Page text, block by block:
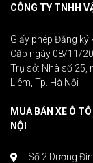
CÔNG TY TNHH
Giấy phép Đăng ký
Cấp ngày 08/11/
Trụ sở: Nhà số 25,
Liêm, Tp. Hà Nội
MUA BÁN XE Ô
NỘI
Số 2 Dương